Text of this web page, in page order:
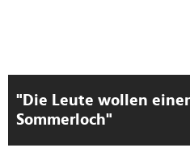
"Die Leute wollen
Sommerloch"